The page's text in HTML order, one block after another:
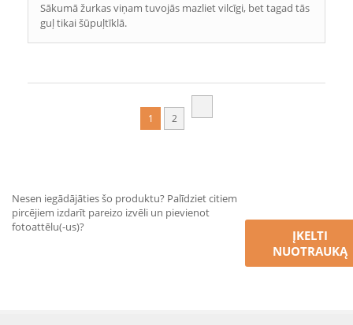
Sākumā žurkas viņam tuvojās mazliet vilcīgi, bet tagad tās
guļ tikai šūpuļtīklā.
1 2
Nesen iegādājāties šo produktu? Palīdziet citiem
pircējiem izdarīt pareizo izvēli un pievienot
fotoattēlu(-us)?
ĮKELTI
NUOTRAUKĄ